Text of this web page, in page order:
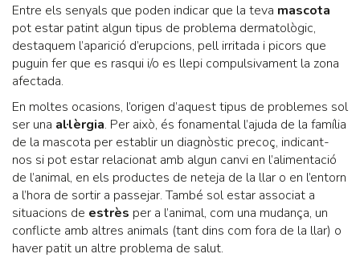
Entre els senyals que poden indicar que la teva mascota
pot estar patint algun tipus de problema dermatològic,
destaquem l’aparició d’erupcions, pell irritada i picors que
puguin fer que es rasqui i/o es llepi compulsivament la zona
afectada.
En moltes ocasions, l’origen d’aquest tipus de problemes sol
ser una al·lèrgia. Per això, és fonamental l’ajuda de la família
de la mascota per establir un diagnòstic precoç, indicant-
nos si pot estar relacionat amb algun canvi en l’alimentació
de l’animal, en els productes de neteja de la llar o en l’entorn
a l’hora de sortir a passejar. També sol estar associat a
situacions de estrès per a l’animal, com una mudança, un
conflicte amb altres animals (tant dins com fora de la llar) o
haver patit un altre problema de salut.